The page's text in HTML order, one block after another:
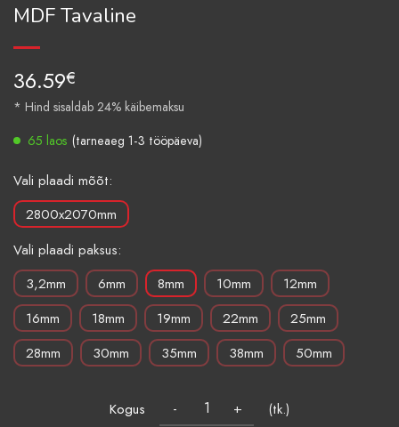
MDF Tavaline
36.59€
* Hind sisaldab 24% käibemaksu
65 laos (tarneaeg 1-3 tööpäeva)
Vali plaadi mõõt:
2800x2070mm
Vali plaadi paksus:
3,2mm
6mm 8mm 10mm
12mm
16mm
18mm 19mm 22mm
25mm
28mm
30mm 35mm 38mm 50mm
Kogus (tk.)